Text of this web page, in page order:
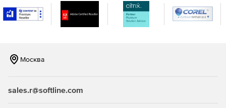
Контроль громкости. Подробные показания уровня и
встроенных числовых значений и гистограмм.
помощью обновленного пакетного процессора Batch
Москва
sales.r@softline.com